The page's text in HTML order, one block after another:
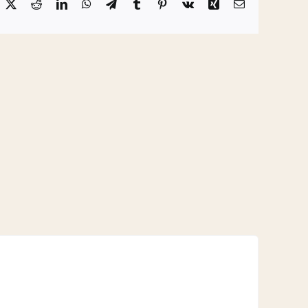
Reddit LinkedInWhatsAppTelegram
TumblrPinterest
Vk Xing